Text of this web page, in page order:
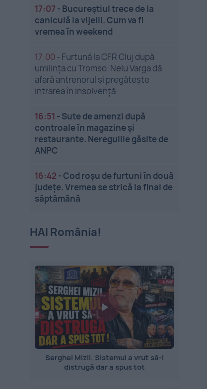
17:07 - Bucureștiul trece de la
caniculă la vijelii. Cum va fi
vremea în weekend
17:00 - Furtună la CFR Cluj după
umilința cu Tromso. Nelu Varga dă
afară antrenorul și pregătește
intrarea în insolvență
16:51 - Sute de amenzi după
controale în magazine și
restaurante. Neregulile găsite de
ANPC
16:42 -Cod roșu de furtuni în două
județe. Vremea se strică la final de
săptămână
HAI România!
Serghei Mizil. Sistemul a vrut să-l
distrugă dar a spus tot